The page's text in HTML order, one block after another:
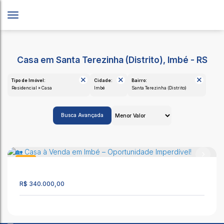
Casa em Santa Terezinha (Distrito), Imbé - RS
Tipo de Imóvel:
Residencial » Casa
Cidade:
Imbé
Bairro:
Santa Terezinha (Distrito)
Busca Avançada
R$ 340.000,00